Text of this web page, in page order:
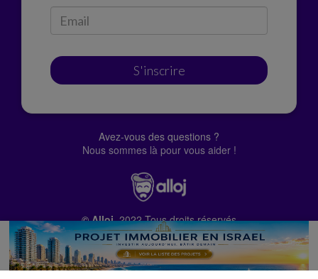
S'inscrire
Avez-vous des questions ?
Nous sommes là pour vous aider !
© Alloj.2022 Tous droits réservés